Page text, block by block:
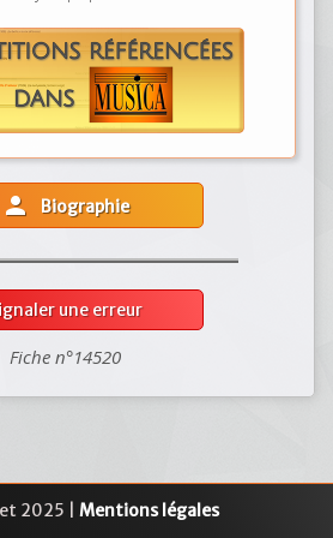
person Biographie
une erreur
Fiche n°14520
2025 | Mentions légales